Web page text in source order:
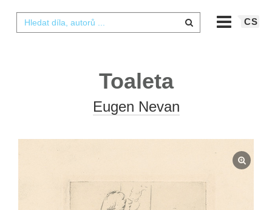
CS
Toaleta
Eugen Nevan